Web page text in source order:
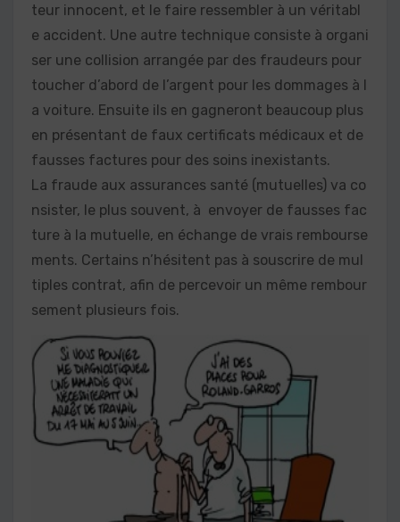
teur innocent, et le faire ressembler à un véritabl
e accident. Une autre technique consiste à organi
ser une collision arrangée par des fraudeurs pour
toucher d’abord de l’argent pour les dommages à l
a voiture. Ensuite ils en gagneront beaucoup plus
en présentant de faux certificats médicaux et de
fausses factures pour des soins inexistants.
La fraude aux assurances santé (mutuelles) va co
nsister, le plus souvent, à envoyer de fausses fac
ture à la mutuelle, en échange de vrais rembourse
ments. Certains n’hésitent pas à souscrire de mul
tiples contrat, afin de percevoir un même rembour
sement plusieurs fois.